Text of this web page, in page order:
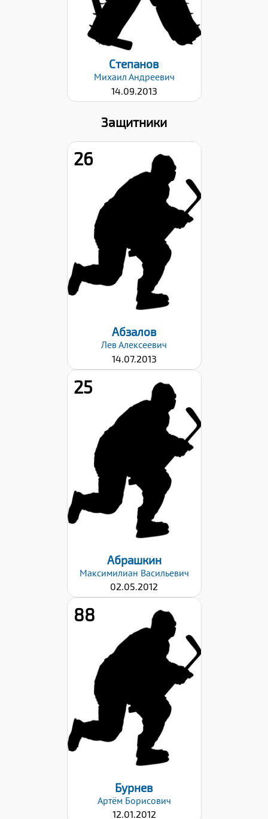
Дата заявки:
06.09.2024
Степанов
Михаил Андреевич
14.09.2013
Защитники
26
Рост:
Левый
Дата заявки:
06.09.2024
Абзалов
ЛевАлексеевич
14.07.2013
25
Рост:
Левый
Дата заявки:
06.09.2024
Абрашкин
Максимилиан Васильевич
02.05.2012
88
Рост:
Правый
Дата заявки:
06.09.2024
Бурнев
Артём Борисович
12.01.2012